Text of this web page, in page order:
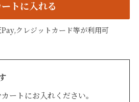
トに入れる
クレジットカード等が利用可
ートにお入れください。